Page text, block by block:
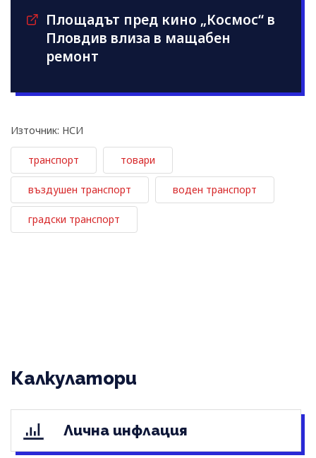
Площадът пред кино „Космос“ в
Пловдив влиза в мащабен
ремонт
Източник: НСИ
транспорт товари
въздушен транспорт воден транспорт
градски транспорт
Калкулатори
Лична инфлация